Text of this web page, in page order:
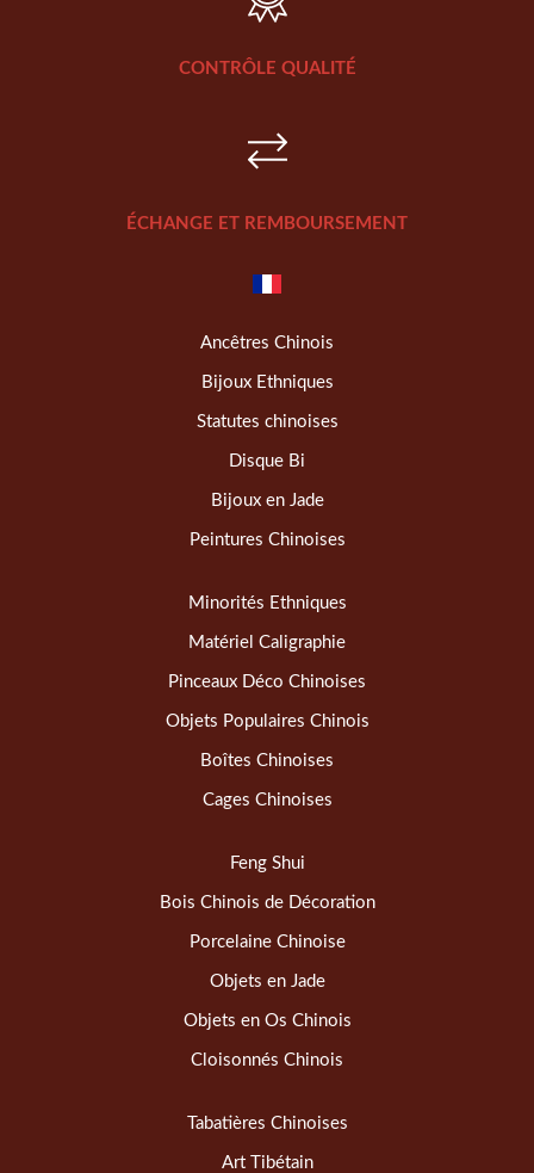
CONTRÔLE QUALITÉ
ÉCHANGE ET REMBOURSEMENT
Ancêtres Chinois
Bijoux Ethniques
Statutes chinoises
Disque Bi
Bijoux en Jade
Peintures Chinoises
Minorités Ethniques
Matériel Caligraphie
Pinceaux Déco Chinoises
Objets Populaires Chinois
Boîtes Chinoises
Cages Chinoises
Feng Shui
Bois Chinois de Décoration
Porcelaine Chinoise
Objets en Jade
Objets en Os Chinois
Cloisonnés Chinois
Tabatières Chinoises
Art Tibétain